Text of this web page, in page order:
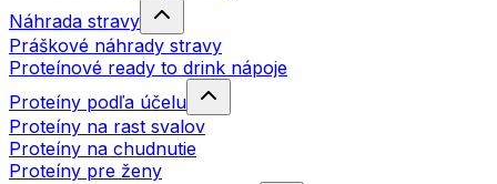
Náhrada stravy
Práškové náhrady stravy
Proteínové ready to drink nápoje
Proteíny podľa účelu
Proteíny na rast svalov
Proteíny na chudnutie
Proteíny pre ženy